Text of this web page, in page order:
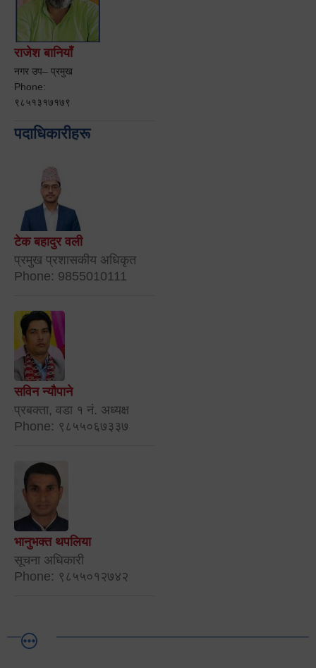
राजेश बानियाँ
नगर उप– प्रमुख
Phone:
९८५१३१७१७९
पदाधिकारीहरू
टेक बहादुर वली
प्रमुख प्रशासकीय अधिकृत
Phone: 9855010111
सविन न्यौपाने
प्रबक्ता, वडा १ नं. अध्यक्ष
Phone: ९८५५०६७३३७
भानुभक्त थपलिया
सूचना अधिकारी
Phone: ९८५५०१२७४२